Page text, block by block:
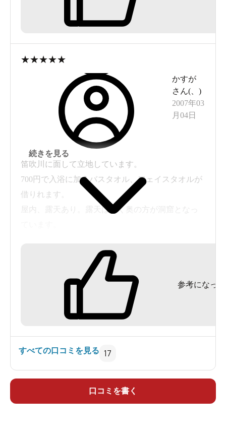
★★★★★
かすが
さん(
)
2007年03
月04日
笛吹川に面して立地しています。
700円で入浴に加えバスタオル、フェイスタオルが
借りれます。
屋内、露天あり。露天は広く奥の方が洞窟となっ
露天は建物の裏、川と反対側で、周りは林がある
閑静な場所となっています。
泉質はこのあたり一帯で見られるアルカリ泉です
が、周辺の施設と比べると印象が薄かったです。
ルカリのやわらかさは良いものです。
続きを見る
参考になった
すべての口コミを見る 17
口コミを書く